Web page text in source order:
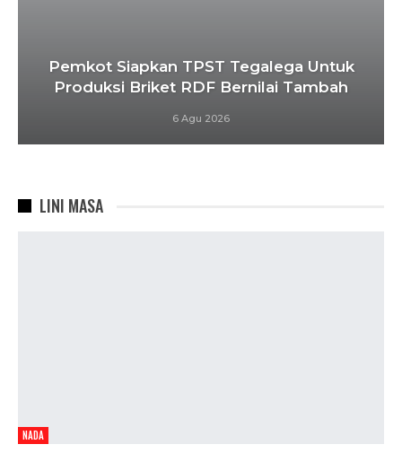
Pemkot Siapkan TPST Tegalega Untuk
Produksi Briket RDF Bernilai Tambah
6 Agu 2026
LINI MASA
NADA